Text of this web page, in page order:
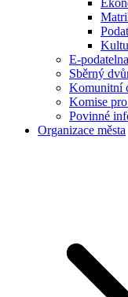
E-podatelna
Sběrný
Komunitní
Komise
Povinné
Organizace města